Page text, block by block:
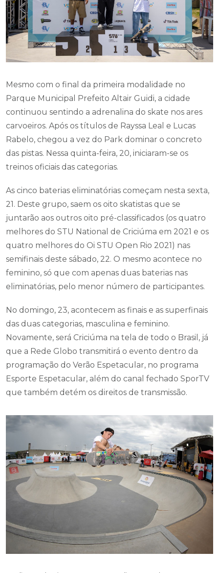
Mesmo com o final da primeira modalidade no
Parque Municipal Prefeito Altair Guidi, a cidade
continuou sentindo a adrenalina do skate nos ares
carvoeiros. Após os títulos de Rayssa Leal e Lucas
Rabelo, chegou a vez do Park dominar o concreto
das pistas. Nessa quinta-feira, 20, iniciaram-se os
treinos oficiais das categorias.
As cinco baterias eliminatórias começam nesta sexta,
21. Deste grupo, saem os oito skatistas que se
juntarão aos outros oito pré-classificados (os quatro
melhores do STU National de Criciúma em 2021 e os
quatro melhores do Oi STU Open Rio 2021) nas
semifinais deste sábado, 22. O mesmo acontece no
feminino, só que com apenas duas baterias nas
eliminatórias, pelo menor número de participantes.
No domingo, 23, acontecem as finais e as superfinais
das duas categorias, masculina e feminino.
Novamente, será Criciúma na tela de todo o Brasil, já
que a Rede Globo transmitirá o evento dentro da
programação do Verão Espetacular, no programa
Esporte Espetacular, além do canal fechado SporTV
que também detém os direitos de transmissão.